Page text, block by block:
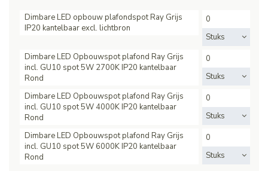
Dimbare LED opbouw plafondspot Ray Grijs
IP20 kantelbaar excl. lichtbron
Stuks
Dimbare LED Opbouwspot plafond Ray Grijs
incl. GU10 spot 5W 2700K IP20 kantelbaar
Rond
Stuks
Dimbare LED Opbouwspot plafond Ray Grijs
incl. GU10 spot 5W 4000K IP20 kantelbaar
Rond
Stuks
Dimbare LED Opbouwspot plafond Ray Grijs
incl. GU10 spot 5W 6000K IP20 kantelbaar
Rond
Stuks